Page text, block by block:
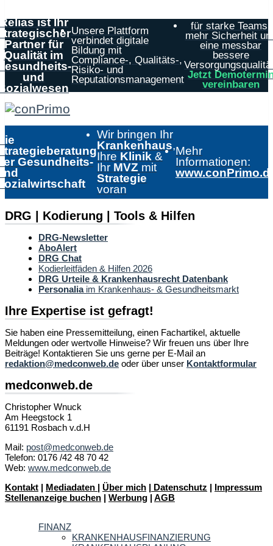
ist Ihr
Partner für
Qualität im
und
Unsere Plattform
verbindet digitale
Bildung mit
Compliance-, Qualitäts-,
Risiko- und
Reputationsmanagement
für starke Teams,
mehr Sicherheit
eine messbar
bessere
Jetzt
vereinbaren
Gesundheits-
Wir bringen Ihr
Krankenhaus,
Ihre Klinik &
Ihr MVZ mit
Strategie
voran
Mehr
Informationen:
DRG | Kodierung | Tools & Hilfen
DRG-Newsletter
AboAlert
DRG Chat
Kodierleitfäden & Hilfen 2026
DRG Urteile & Krankenhausrecht Datenbank
Personaliaim Krankenhaus- & Gesundheitsmarkt
Ihre Expertise ist gefragt!
Sie haben eine Pressemitteilung, einen Fachartikel, aktuelle
Meldungen oder wertvolle Hinweise? Wir freuen uns über Ihre
Beiträge! Kontaktieren Sie uns gerne per E-Mail an
redaktion@medconweb.de oder über unser Kontaktformular
medconweb.de
Christopher Wnuck
Am Heegstock 1
61191 Rosbach v.d.H
Mail: post@medconweb.de
Telefon: 0176 /42 48 70 42
Web: www.medconweb.de
Kontakt | Mediadaten | Über mich | Datenschutz | Impressum
Stellenanzeige buchen | Werbung | AGB
FINANZ
KRANKENHAUSFINANZIERUNG